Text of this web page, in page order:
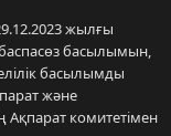
жылғы
басылымын,
басылымды
және
Ақпарат комитетімен